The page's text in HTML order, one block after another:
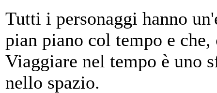
Tutti i personaggi hanno
pian piano col tempo e
Viaggiare nel tempo è uno
nello spazio.